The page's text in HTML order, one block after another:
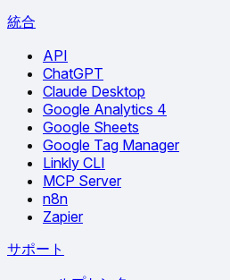
統合
API
ChatGPT
Claude Desktop
Google Analytics 4
Google Sheets
Google Tag Manager
Linkly CLI
MCP Server
n8n
Zapier
サポート